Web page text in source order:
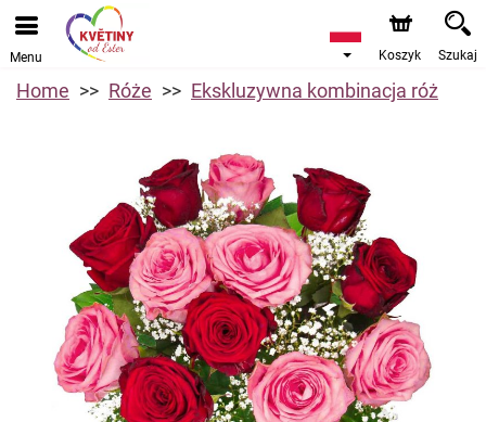
Menu Koszyk Szukaj
Home Róże Ekskluzywna kombinacja róż